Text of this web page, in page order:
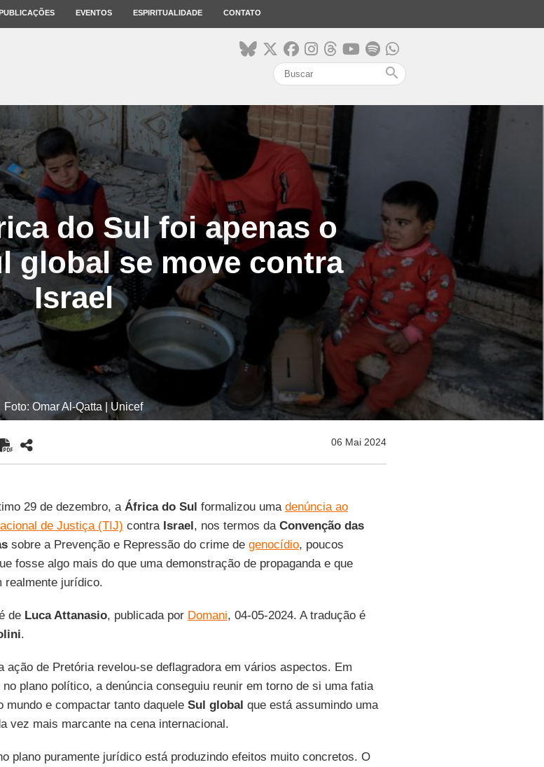
EVENTOS ESPIRITUALIDADE CONTATO
search
do Sul foi apenas o
global se move contra
Israel
Foto: Omar Al-Qatta | Unicef
06 Mai 2024
29 de dezembro, a África do Sul formalizou uma denúncia ao
de Justiça (TIJ) contra Israel, nos termos da Convenção das
sobre a Prevenção e Repressão do crime de genocídio, poucos
fosse algo mais do que uma demonstração de propaganda e que
realmente jurídico.
de Luca Attanasio, publicada por Domani, 04-05-2024. A tradução é
.
ação de Pretória revelou-se deflagradora em vários aspectos. Em
no plano político, a denúncia conseguiu reunir em torno de si uma fatia
mundo e compactar tanto daqueleSul global que está assumindo uma
vez mais marcante na cena internacional.
plano puramente jurídico está produzindo efeitos muito concretos. O